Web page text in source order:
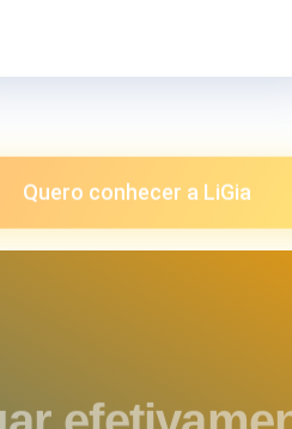
Quero conhecer a LiGia